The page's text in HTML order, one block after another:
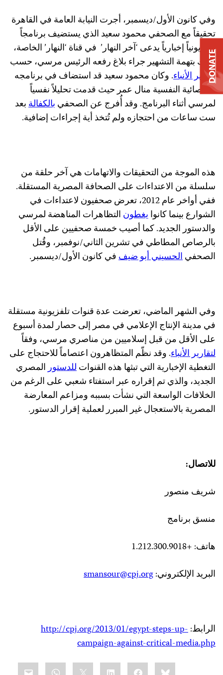
وفي كانون الأول/ديسمبر، أجرت النيابة العامة في القاهرة
تحقيقاً مع الصحفي محمود سعيد الذي يستضيف برنامجاً
تلفزيونياً إخبارياً يدعى ‘آخر النهار’ في قناة ‘النهار’ الخاصة،
وذلك بتهمة التشهير جراء بلاغ رفعه الرئيس مرسي، حسب
تقارير الأنباء. وكان محمود سعيد قد استضاف في برنامجه
الأخصائية النفسية منال عمر حيث قدمت تحليلاً نفسياً
لمرسي أثناء البرنامج. وقد أُفرج عن الصحفي بالكفالةبعد
ست ساعات من احتجازه ولم تُتخذ أية إجراءات إضافية.
هذه الموجة من التحقيقات والاتهامات هي آخر حلقة من
سلسلة من الاعتداءات على الصحافة المصرية المستقلة.
ففي أواخر عام 2012، تعرض صحفيون لاعتداءات في
الشوارع بينما كانوايغطون التظاهرات المناهضة لمرسي
والدستور الجديد. كما أصيب خمسة صحفيين على الأقل
بالرصاص المطاطي في تشرين الثاني/نوفمبر، وقُتل
الصحفيالحسيني أبو ضيففي كانون الأول/ديسمبر.
وفي الشهر الماضي، تعرضت عدة قنوات تلفزيونية مستقلة
في مدينة الإنتاج الإعلامي في مصر إلى حصار لمدة أسبوع
على الأقل من قبل إسلاميين من مناصري مرسي، وفقاً
لتقارير الأنباء. وقد نظّم المتظاهرون اعتصاماً للاحتجاج على
التغطية الإخبارية التي تبثها هذه القنواتللدستورالمصري
الجديد، والذي تم إقراره عبر استفتاء شعبي على الرغم من
الخلافات الواسعة التي نشأت بسببه ومزاعم المعارضة
المصرية بالاستعجال غير المبرر لعملية إقرار الدستور.
للاتصال:
شريف منصور
منسق برنامج
هاتف: +1.212.300.9018
البريد الإلكتروني:smansour@cpj.org
الرابط:http://cpj.org/2013/01/egypt-steps-up-
campaign-against-critical-media.php
Bluesky
Facebook
LinkedIn
DONATE